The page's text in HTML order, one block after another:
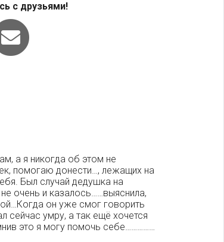
с друзьями!
а я никогда об этом не
помогаю донести…, лежащих на
Был случай дедушка на
очень и казалось……выяснила,
он уже смог говорить
сейчас умру, а так ещё хочется
это я могу помочь себе……………